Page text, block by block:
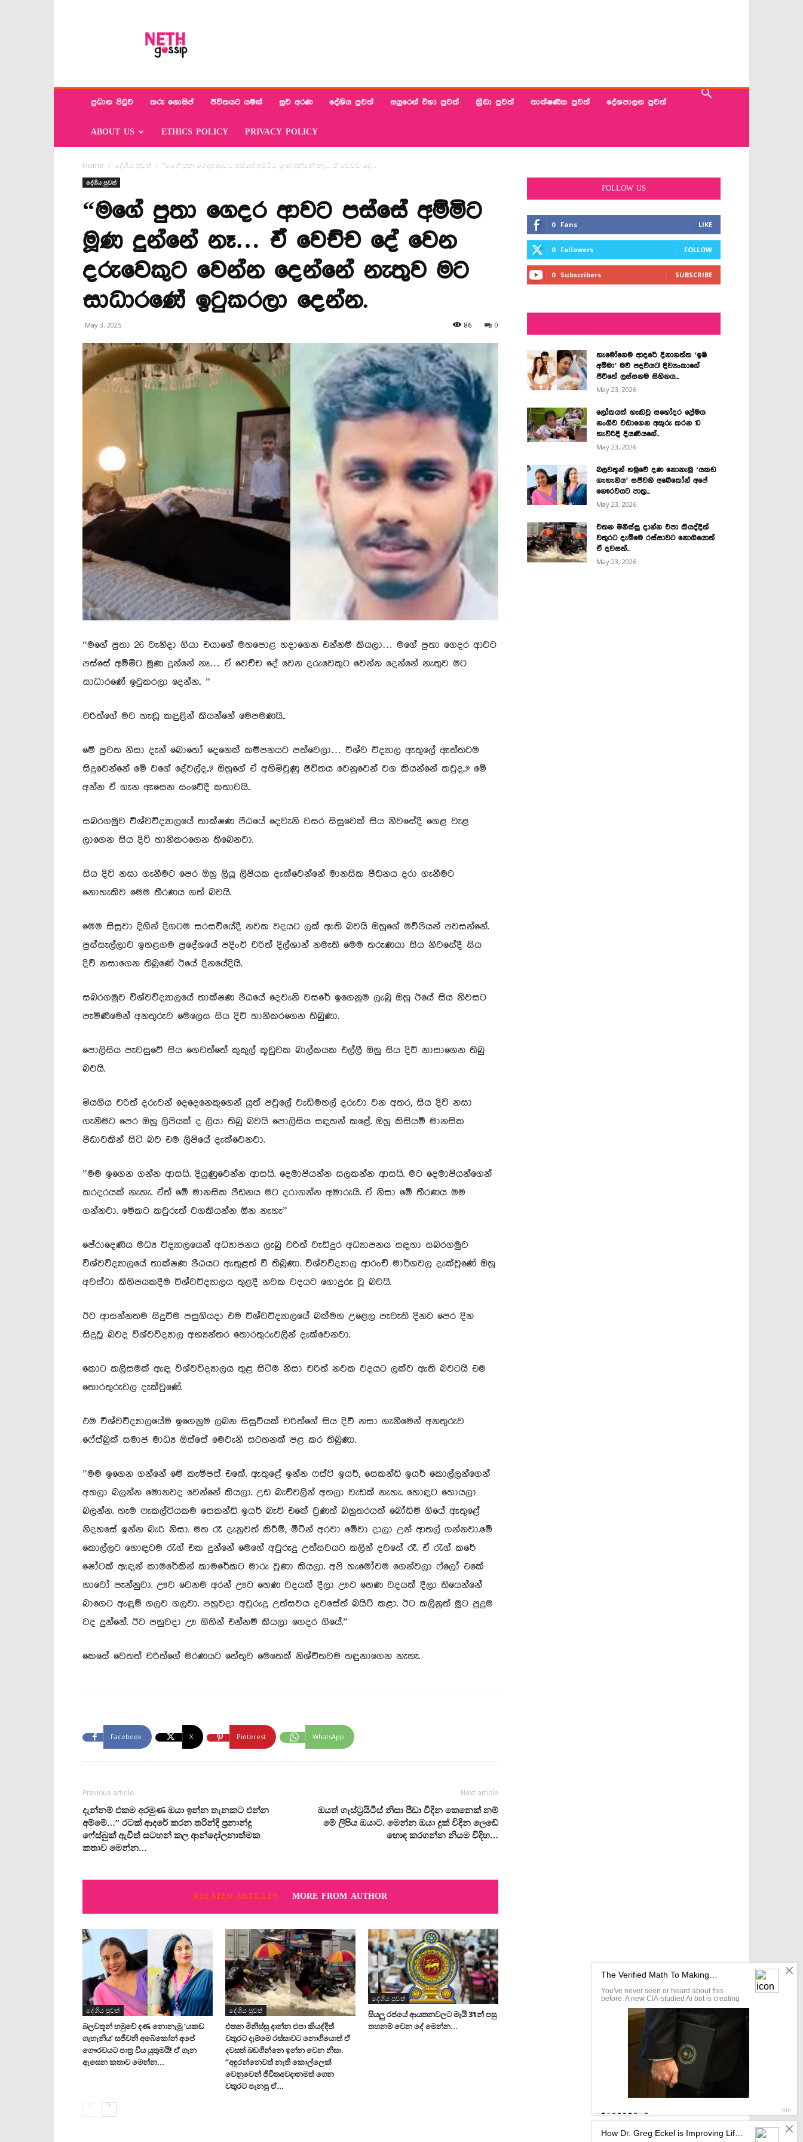
ප්‍රධාන පිටුව තරු ගොසිප් ජීවිතයට යමක් සුව අරණ දේශිය පුවත් සයුරෙන් එහා පුවත් ක්‍රීඩා පුවත් තාක්ෂණික පුවත් දේශපාලන පුවත්
ABOUT US ETHICS POLICY PRIVACY POLICY
Home දේශිය පුවත් “මගේ පුතා ගෙදර ආවට පස්සේ අම්මිට මූණ දුන්නේ නෑ… ඒ වෙච්ච දේ...
දේශිය පුවත්
“මගේ පුතා ගෙදර ආවට පස්සේ අම්මිට
මූණ දුන්නේ නෑ… ඒ වෙච්ච දේ වෙන
දරුවෙකුට වෙන්න දෙන්නේ නැතුව මට
සාධාරණේ ඉටුකරලා දෙන්න.
May 3, 2025 0
86
“මගේ පුතා 26 වැනිදා ගියා එයාගේ මහපොළ හදාගෙන එන්නම් කියලා… මගේ පුතා ගෙදර ආවට
පස්සේ අම්මිට මූණ දුන්නේ නෑ… ඒ වෙච්ච දේ වෙන දරුවෙකුට වෙන්න දෙන්නේ නැතුව මට
සාධාරණේ ඉටුකරලා දෙන්න.. ”
චරිත්ගේ මව හැඬූ කඳුළින් කියන්නේ මෙපමණයි..
මේ පුවත නිසා දැන් බොහෝ දෙනෙක් කම්පනයට පත්වෙලා… විශ්ව විද්‍යාල ඇතුලේ ඇත්තටම
සිදුවෙන්නේ මේ වගේ දේවල්ද..? ඔහුගේ ඒ අහිමිවුණු ජීවිතය වෙනුවෙන් වග කියන්නේ කවුද..? මේ
අන්න ඒ ගැන ඇසෙන සංවේදී කතාවයි..
සබරගමුව විශ්වවිද්‍යාලයේ තාක්ෂණ පීඨයේ දෙවැනි වසර සිසුවෙක් සිය නිවසේදී ගෙළ වැළ
ලාගෙන සිය දිවි හානිකරගෙන තිබෙනවා.
සිය දිවි නසා ගැනීමට පෙර ඔහු ලියූ ලිපියක දැක්වෙන්නේ මානසික පීඩනය දරා ගැනීමට
නොහැකිව මෙම තීරණය ගත් බවයි.
මෙම සිසුවා දිගින් දිගටම සරසවියේදී නවක වදයට ලක් ඇති බවයි ඔහුගේ මව්පියන් පවසන්නේ.
පුස්සැල්ලාව ඉහළගම ප්‍රදේශයේ පදිංචි චරිත් දිල්ශාන් නමැති මෙම තරුණයා සිය නිවසේදී සිය
දිවි නසාගෙන තිබුණේ ඊයේ දිනයේදියි.
සබරගමුව විශ්වවිද්‍යාලයේ තාක්ෂණ පීඨයේ දෙවැනි වසරේ ඉගෙනුම ලැබු ඔහු ඊයේ සිය නිවසට
පැමිණීමෙන් අනතුරුව මෙලෙස සිය දිවි හානිකරගෙන තිබුණා.
පොලිසිය පැවසුවේ සිය ගෙවත්තේ කුකුල් කූඩුවක බාල්කයක එල්ලී ඔහු සිය දිවි නාසාගෙන තිබු
බවයි.
මියගිය චරිත් දරුවන් දෙදෙනෙකුගෙන් යුත් පවුලේ වැඩිමහල් දරුවා වන අතර, සිය දිවි නසා
ගැනීමට පෙර ඔහු ලිපියක් ද ලියා තිබු බවයි පොලිසිය සඳහන් කළේ. ඔහු කිසියම් මානසික
පීඩාවකින් සිටි බව එම ලිපියේ දැක්වෙනවා.
”මම ඉගෙන ගන්න ආසයි. දියුණුවෙන්න ආසයි. දෙමාපියන්න සලකන්න ආසයි. මට දෙමාපියන්ගෙන්
කරදරයක් නැහැ. ඒත් මේ මානසික පීඩනය මට දරාගන්න අමාරුයි. ඒ නිසා මේ තීරණය මම
ගන්නවා. මේකට කවුරුත් වගකියන්න ඕන නැහැ”
පේරාදෙණිය මධ්‍ය විද්‍යාලයෙන් අධ්‍යාපනය ලැබු චරිත් වැඩිදුර අධ්‍යාපනය සඳහා සබරගමුව
විශ්වවිද්‍යාලයේ තාක්ෂණ පීඨයට ඇතුළත් වී තිබුණා. විශ්වවිද්‍යාල ආරංචි මාර්ගවල දැක්වුණේ ඔහු
අවස්ථා කිහිපයකදීම විශ්වවිද්‍යාලය තුළදී නවක වදයට ගොදුරු වූ බවයි.
ඊට ආසන්නතම සිදුවීම පසුගියදා එම විශ්වවිද්‍යාලයේ බක්මහ උළෙල පැවැති දිනට පෙර දින
සිදුවූ බවද විශ්වවිද්‍යාල අභ්‍යන්තර තොරතුරුවලින් දැක්වෙනවා.
කොට කලිසමක් ඇඳ විශ්වවිද්‍යාලය තුළ සිටීම නිසා චරිත් නවක වදයට ලක්ව ඇති බවටයි එම
තොරතුරුවල දැක්වුණේ.
එම විශ්වවිද්‍යාලයේම ඉගෙනුම ලබන සිසුවියක් චරිත්ගේ සිය දිවි නසා ගැනීමෙන් අනතුරුව
ෆේස්බුක් සමාජ මාධ්‍ය ඔස්සේ මෙවැනි සටහනක් පළ කර තිබුණා.
”මම ඉගෙන ගන්නේ මේ කැම්පස් එකේ. ඇතුළේ ඉන්න ෆස්ට් ඉයර්, සෙකන්ඩ් ඉයර් කොල්ලන්ගෙන්
අහලා බලන්න මොනවද වෙන්නේ කියලා. උඩ බැච්වලින් අහලා වැඩක් නැහැ. හොඳට හොයලා
බලන්න. හැම ෆැකල්ටියකම සෙකන්ඩ් ඉයර් බැච් එකේ වුණත් බහුතරයක් බෝඩිම් ගියේ ඇතුළේ
නිදහසේ ඉන්න බැරි නිසා. මහ රෑ දැනුවත් කිරීම්, මීටින් අරවා මේවා දාලා උන් ආතල් ගන්නවා.මේ
කොල්ලට හොඳටම රැග් එක දුන්නේ මෙහේ අවුරුදු උත්සවයට කලින් දවසේ රෑ. ඒ රැග් කරේ
ෂෝටක් ඇඳන් කාමරේකින් කාමරේකට මාරු වුණා කියලා. අපි හැමෝවම ගෙන්වලා ෆ්ලෝ එකේ
හාවෝ පැන්නුවා. ඌව වෙනම අරන් ඌට හෙණ වදයක් දීලා ඌට හෙණ වදයක් දීලා තියෙන්නේ
බාගෙට ඇඳුම් ගලව ගලවා. පහුවදා අවුරුදු උත්සවය දවසේත් බයිට් කළා. ඊට කලිනුත් මූට පුදුම
වද දුන්නේ. ඊට පහුවදා ඌ ගිහින් එන්නම් කියලා ගෙදර ගියේ.”
කෙසේ වෙතත් චරිත්ගේ මරණයට හේතුව මෙතෙක් නිශ්චිතවම හඳුනාගෙන නැහැ.
Facebook X Pinterest WhatsApp
Previous article
දැන්නම් එකම අරමුණ ඔයා ඉන්න තැනකට එන්න
අම්මේ…” රටක් ආදරේ කරන තරින්දි ප්‍රනාන්දු
ෆේස්බුක් ඇවිත් සටහන් කල ආන්දෝලනාත්මක
කතාව මෙන්න…
Next article
ඔයත් ගෑස්ට්‍රයිටීස් නිසා පීඩා විදින කෙනෙක් නම්
මේ ලිපිය ඔයාට. මෙන්න ඔයා දුක් විදින ලෙඩේ
හොඳ කරගන්න නියම විදිහ…
RELATED ARTICLES MORE FROM AUTHOR
දේශිය පුවත්
බලවතූන් හමුවේ දණ නොනැමූ ‘යකඩ
ගැහැනිය’ සජීවනි අබේකෝන් අපේ
ගෞරවයට පාත්‍ර විය යුතුමයි! ඒ ගැන
ඇසෙන කතාව මෙන්න…
දේශිය පුවත්
එතන මිනිස්සු දාන්න එපා කියද්දිත්
වතුරට දැම්මෙ රස්සාවට නොගියොත් ඒ
දවසත් බඩගින්නෙ ඉන්න වෙන නිසා.
”අඳුරන්නෙවත් නැති කොල්ලෙක්
වෙනුවෙන් ජිවිතඅවදානමත් ගෙන
වතුරට පැනපු ඒ...
දේශිය පුවත්
සියලු රජයේ ආයතනවලට මැයි 31න් පසු
තහනම් වෙන දේ මෙන්න…
FOLLOW US
0 Fans LIKE
0 Followers FOLLOW
0 Subscribers SUBSCRIBE
හැමෝගෙම ආදරේ දිනාගත්ත ‘ඉෂි
අම්මා’ මව් පදවියට! දිව්‍යංකාගේ
ජීවිතේ ලස්සනම සිහිනය...
May 23, 2026
ලෝකයක් හැඬවූ සහෝදර ප්‍රේමය:
නංගිව වඩාගෙන අකුරු කරන 10
හැවිරිදි දියණියගේ...
May 23, 2026
බලවතූන් හමුවේ දණ නොනැමූ ‘යකඩ
ගැහැනිය’ සජීවනි අබේකෝන් අපේ
ගෞරවයට පාත්‍ර...
May 23, 2026
එතන මිනිස්සු දාන්න එපා කියද්දිත්
වතුරට දැම්මෙ රස්සාවට නොගියොත්
ඒ දවසත්...
May 23, 2026